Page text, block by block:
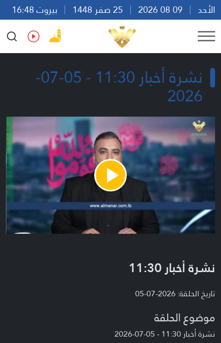
الأحد
بيروت 16:48
Ar
En Fr Es
نشرة أخبار 11:30 - 05-07-
2026
Play
Video
نشرة أخبار 11:30
تاريخ الحلقة: 2026-07-05
موضوع الحلقة
نشرة أخبار 11:30 - 05-07-2026